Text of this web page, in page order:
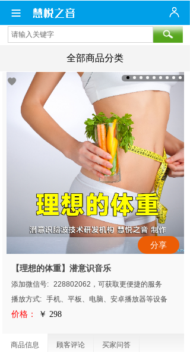
全部商品分类
【理想的体重】潜意识音乐
添加微信号: 228802062，可获取更便捷的服务
播放方式: 手机、平板、电脑、安卓播放器等设备
价格： ￥ 298
分享
商品信息 顾客评论 买家问答